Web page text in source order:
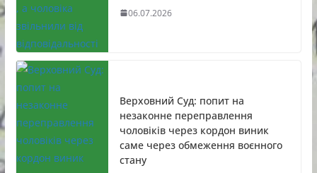
06.07.2026
Верховний Суд: попит на
незаконне переправлення
чоловіків через кордон виник
саме через обмеження воєнного
стану